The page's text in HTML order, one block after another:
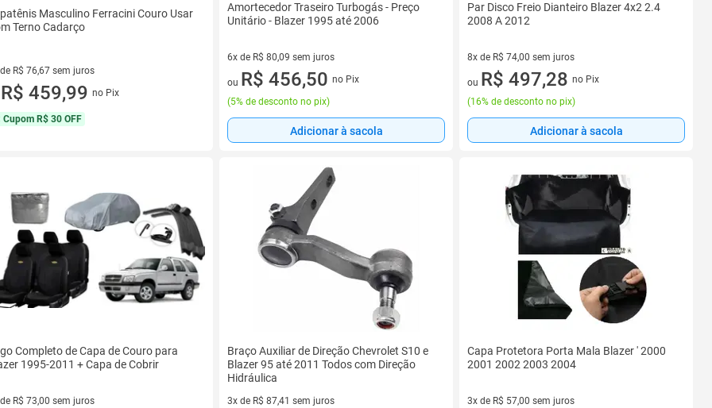
Masculino Ferracini Couro Usar
Terno Cadarço
R$ 76,67 sem juros
de R$ 76,67 sem juros
R$ 459,99 no Pix
Cupom R$ 30 OFF
Amortecedor Traseiro Turbogás - Preço
Unitário - Blazer 1995 até 2006
6x de R$ 80,09 sem juros
6 vez de R$ 80,09 sem juros
ou R$ 456,50 no Pix
(5% de desconto no pix)
Adicionar à sacola
Par Disco Freio Dianteiro Blazer 4x2 2.4
2008 A 2012
8x de R$ 74,00 sem juros
8 vez de R$ 74,00 sem juros
ou R$ 497,28 no Pix
(16% de desconto no pix)
Adicionar à sacola
Completo de Capa de Couro para
1995-2011 + Capa de Cobrir
R$ 73,00 sem juros
Braço Auxiliar de Direção Chevrolet S10 e
Blazer 95 até 2011 Todos com Direção
Hidráulica
3x de R$ 87,41 sem juros
Capa Protetora Porta Mala Blazer ' 2000
2001 2002 2003 2004
3x de R$ 57,00 sem juros